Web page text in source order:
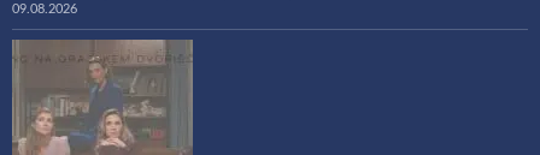
09.08.2026